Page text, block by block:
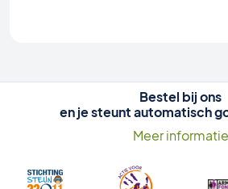
Bestel bij ons
en je steunt automatisch
Meer informatie